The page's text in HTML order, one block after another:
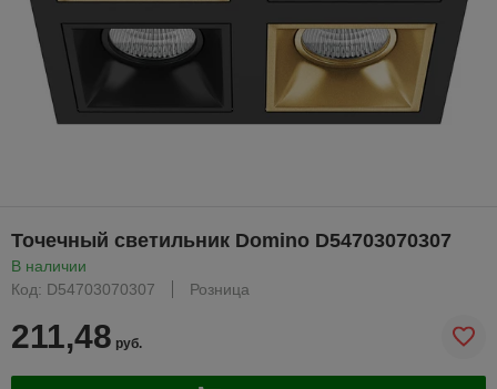
Точечный светильник Domino D54703070307
В наличии
Код: D54703070307
Розница
211,48 руб.